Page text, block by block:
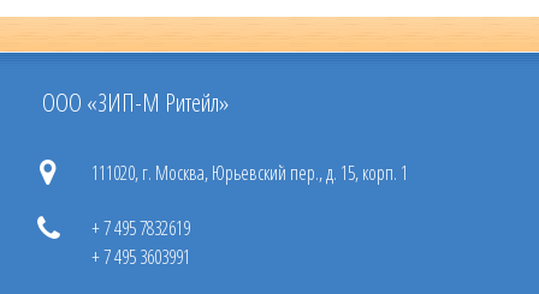
ООО «ЗИП-М Ритейл»
111020, г. Москва, Юрьевский пер., д. 15, корп. 1
+ 7 495 7832619
+ 7 495 3603991